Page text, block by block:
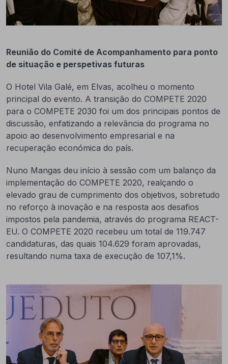
Reunião do Comité de Acompanhamento para ponto
de situação e perspetivas futuras
O Hotel Vila Galé, em Elvas, acolheu o momento
principal do evento. A transição do COMPETE 2020
para o COMPETE 2030 foi um dos principais pontos de
discussão, enfatizando a relevância do programa no
apoio ao desenvolvimento empresarial e na
recuperação económica do país.
Nuno Mangas deu início à sessão com um balanço da
implementação do COMPETE 2020, realçando o
elevado grau de cumprimento dos objetivos, sobretudo
no reforço à inovação e na resposta aos desafios
impostos pela pandemia, através do programa REACT-
EU. O COMPETE 2020 recebeu um total de 119.747
candidaturas, das quais 104.629 foram aprovadas,
resultando numa taxa de execução de 107,1%.